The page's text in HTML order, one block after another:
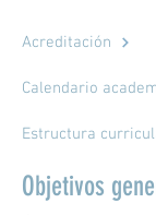
Acreditación
Calendario
Estructura
Objetivos